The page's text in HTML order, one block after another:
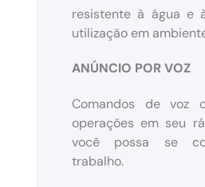
resistente à água e
utilização em
ANÚNCIO POR VOZ
Comandos de voz
operações em seu
você possa se
trabalho.